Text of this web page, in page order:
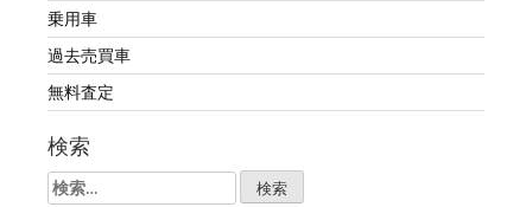
乗用車
過去売買車
無料査定
検索
検